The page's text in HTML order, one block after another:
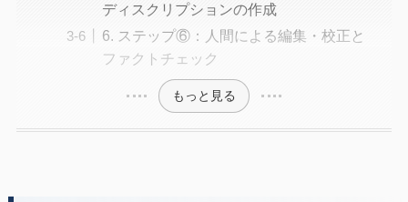
ディスクリプションの作成
6. ステップ⑥：人間による編集・校正と
ファクトチェック
もっと見る